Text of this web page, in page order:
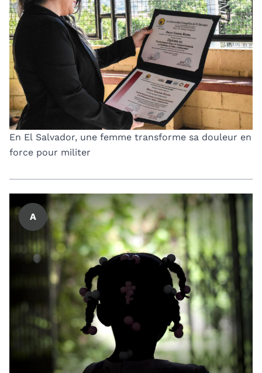
En El Salvador, une femme transforme sa douleur en
force pour militer
A